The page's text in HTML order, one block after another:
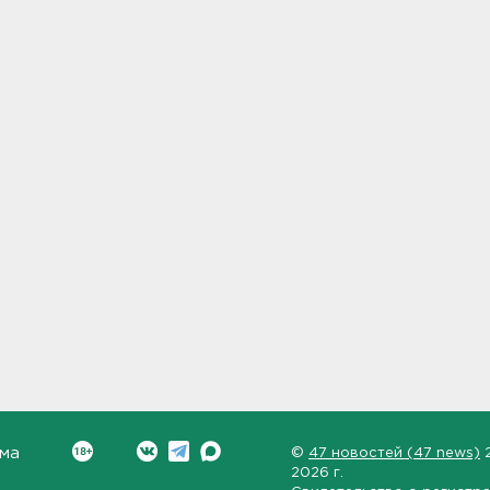
© 47 новостей (47 news)
2026 г.